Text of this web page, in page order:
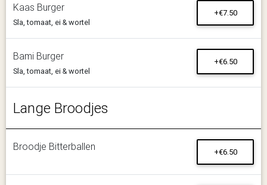
Kaas Burger
Sla, tomaat, ei & wortel
+€7.50
Bami Burger
Sla, tomaat, ei & wortel
+€6.50
Lange Broodjes
Broodje Bitterballen +€6.50